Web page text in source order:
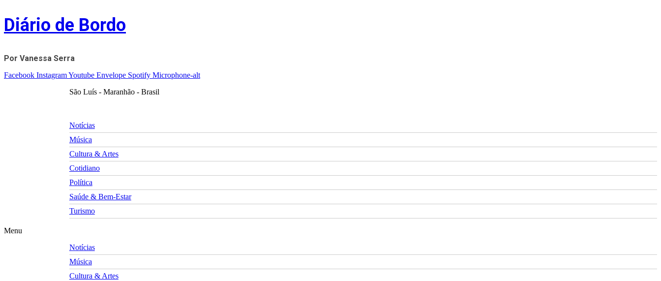
Skip
to
content
Diário de Bordo
Por Vanessa Serra
Facebook InstagramYoutube Envelope Spotify Microphone-alt
São Luís - Maranhão - Brasil
Notícias
Música
Cultura & Artes
Cotidiano
Política
Saúde & Bem-Estar
Turismo
Menu
Notícias
Música
Cultura & Artes